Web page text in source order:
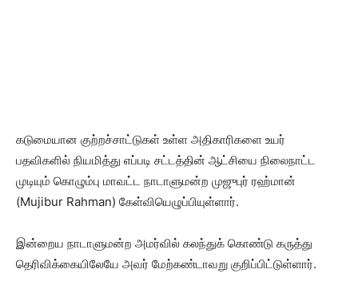
கடுமையான குற்றச்சாட்டுகள் உள்ள அதிகாரிகளை உயர்
பதவிகளில் நியமித்து எப்படி சட்டத்தின் ஆட்சியை நிலைநாட்ட
முடியும் கொழும்பு மாவட்ட நாடாளுமன்ற முஜுபுர் ரஹ்மான்
(Mujibur Rahman) கேள்வியெழுப்பியுள்ளார்.
இன்றைய நாடாளுமன்ற அமர்வில் கலந்துக் கொண்டு கருத்து
தெரிவிக்கையிலேயே அவர் மேற்கண்டாவறு குறிப்பிட்டுள்ளார்.